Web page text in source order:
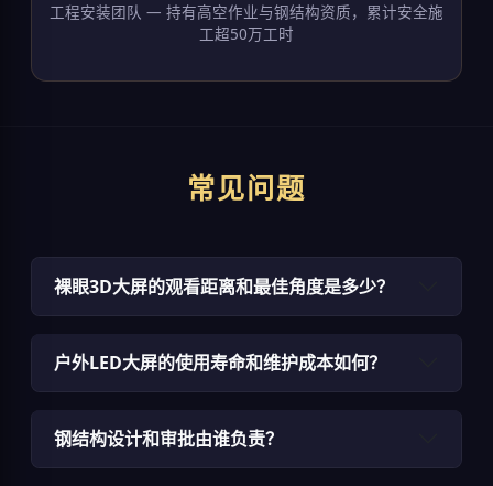
工程安装团队 — 持有高空作业与钢结构资质，累计安全施
工超50万工时
常见问题
裸眼3D大屏的观看距离和最佳角度是多少？
户外LED大屏的使用寿命和维护成本如何？
钢结构设计和审批由谁负责？